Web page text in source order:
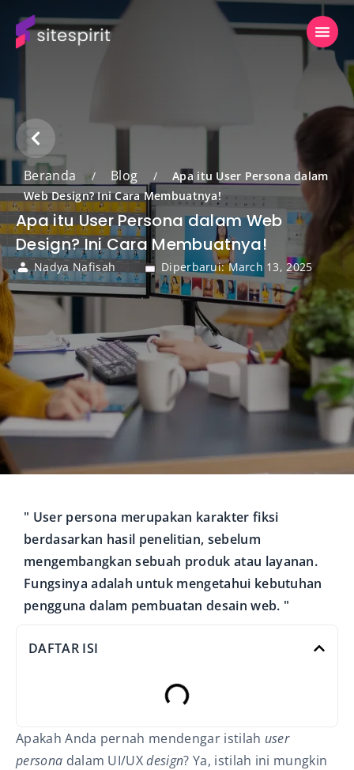
Beranda / Blog /
Apa itu User Persona dalam
Web Design? Ini Cara Membuatnya!
Apa itu User Persona dalam Web
Design? Ini Cara Membuatnya!
Nadya Nafisah Diperbarui: March 13, 2025
" User persona merupakan karakter fiksi
berdasarkan hasil penelitian, sebelum
mengembangkan sebuah produk atau layanan.
Fungsinya adalah untuk mengetahui kebutuhan
pengguna dalam pembuatan desain web. "
DAFTAR ISI
Apakah Anda pernah mendengar istilah user
persona dalam UI/UXdesign? Ya, istilah ini mungkin